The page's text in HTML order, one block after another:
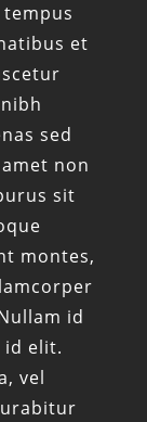
et
sed
non
sit
montes,
id
elit.
vel